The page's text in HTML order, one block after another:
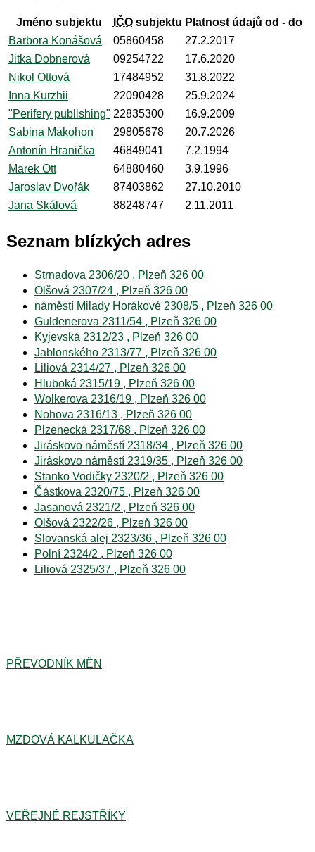
Jméno subjektu IČOsubjektu Platnost údajů od - do
Barbora Konášová
05860458
27.2.2017
Jitka Dobnerová
09254722
17.6.2020
Nikol Ottová
17484952
31.8.2022
Inna Kurzhii
22090428
25.9.2024
"Perifery publishing" 22835300
16.9.2009
Sabina Makohon
29805678
20.7.2026
Antonín Hranička
46849041
7.2.1994
Marek Ott
64880460
3.9.1996
Jaroslav Dvořák
87403862
27.10.2010
Jana Skálová
88248747 2.11.2011
Seznam blízkých adres
Strnadova 2306/20 , Plzeň 326 00
Olšová 2307/24 , Plzeň 326 00
náměstí Milady Horákové 2308/5 , Plzeň 326 00
Guldenerova 2311/54 , Plzeň 326 00
Kyjevská 2312/23 , Plzeň 326 00
Jablonského 2313/77 , Plzeň 326 00
Liliová 2314/27 , Plzeň 326 00
Hluboká 2315/19 , Plzeň 326 00
Wolkerova 2316/19 , Plzeň 326 00
Nohova 2316/13 , Plzeň 326 00
Plzenecká 2317/68 , Plzeň 326 00
Jiráskovo náměstí 2318/34 , Plzeň 326 00
Jiráskovo náměstí 2319/35 , Plzeň 326 00
Stanko Vodičky 2320/2 , Plzeň 326 00
Částkova 2320/75 , Plzeň 326 00
Jasanová 2321/2 , Plzeň 326 00
Olšová 2322/26 , Plzeň 326 00
Slovanská alej 2323/36 , Plzeň 326 00
Polní 2324/2 , Plzeň 326 00
Liliová 2325/37 , Plzeň 326 00
PŘEVODNÍK MĚN
MZDOVÁ KALKULAČKA
VEŘEJNÉ REJSTŘÍKY